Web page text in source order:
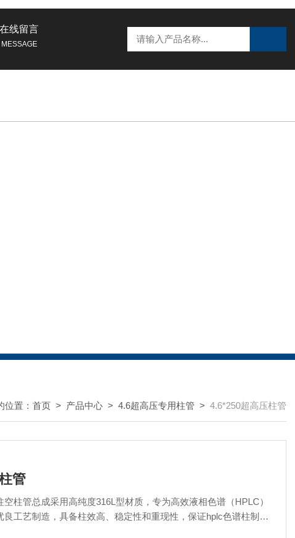
在线留言
MESSAGE
位置： 首页 > 产品中心 > 4.6超高压专用柱管 > 4.6*250超高压柱管
管
柱管总成采用高纯度316L型材质，专为高效液相色谱（HPLC）
良工艺制造，具备柱效高、稳定性和重现性，保证hplc色谱柱制成